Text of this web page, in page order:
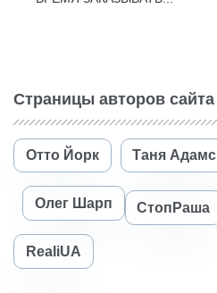
Страницы авторов сайта
Отто Йорк Таня Адамс
Олег Шарп СтопРаша
RealiUA